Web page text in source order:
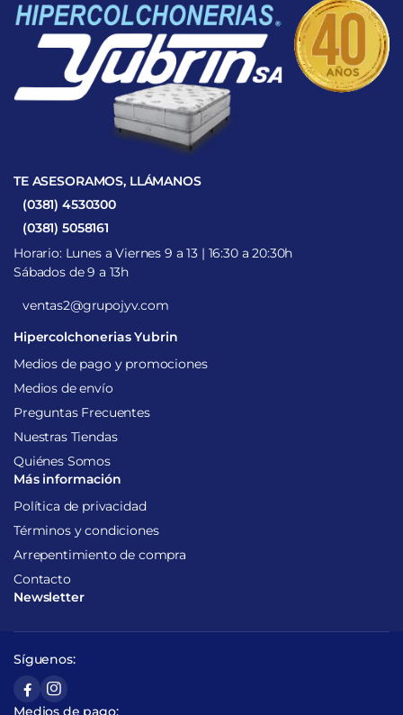
TE ASESORAMOS, LLÁMANOS
(0381) 4530300
(0381) 5058161
Horario: Lunes a Viernes 9 a 13 | 16:30 a 20:30h
Sábados de 9 a 13h
ventas2@grupojyv.com
Hipercolchonerias Yubrin
Medios de pago y promociones
Medios de envío
Preguntas Frecuentes
Nuestras Tiendas
Quiénes Somos
Más información
Política de privacidad
Términos y condiciones
Arrepentimiento de compra
Contacto
Newsletter
Síguenos:
Medios de pago: